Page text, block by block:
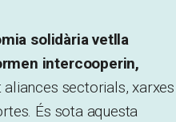
solidària vetlla
intercooperin,
sectorials, xarxes
És sota aquesta